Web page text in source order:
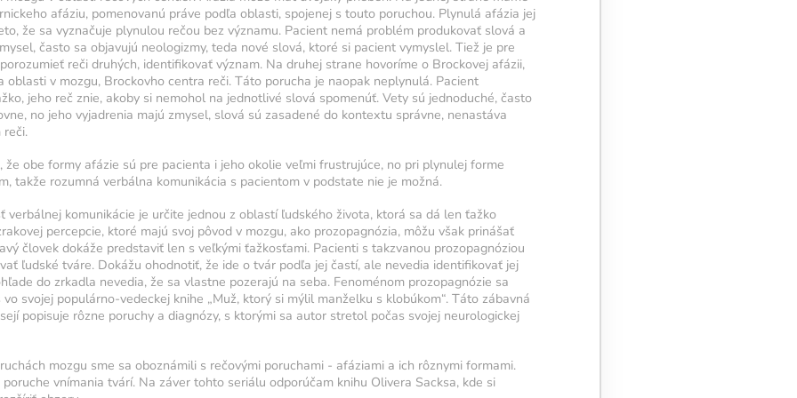
ukazuje
svietivosť
4 5
afáziu, pomenovanú práve podľa oblasti, spojenej s touto poruchou. Plynulá afázia jej
že sa vyznačuje plynulou rečou bez významu. Pacient nemá problém produkovať slová a
často sa objavujú neologizmy, teda nové slová, ktoré si pacient vymyslel. Tiež je pre
reči druhých, identifikovať význam. Na druhej strane hovoríme o Brockovej afázii,
oblasti v mozgu, Brockovho centra reči. Táto porucha je naopak neplynulá. Pacient
jeho reč znie, akoby si nemohol na jednotlivé slová spomenúť. Vety sú jednoduché, často
no jeho vyjadrenia majú zmysel, slová sú zasadené do kontextu správne, nenastáva
reči.
že obe formy afázie sú pre pacienta i jeho okolie veľmi frustrujúce, no pri plynulej forme
takže rozumná verbálna komunikácia s pacientom v podstate nie je možná.
verbálnej komunikácie je určite jednou z oblastí ľudského života, ktorá sa dá len ťažko
percepcie, ktoré majú svoj pôvod v mozgu, ako prozopagnózia, môžu však prinášať
človek dokáže predstaviť len s veľkými ťažkosťami. Pacienti s takzvanou prozopagnóziou
ľudské tváre. Dokážu ohodnotiť, že ide o tvár podľa jej častí, ale nevedia identifikovať jej
do zrkadla nevedia, že sa vlastne pozerajú na seba. Fenoménom prozopagnózie sa
svojej populárno-vedeckej knihe „Muž, ktorý si mýlil manželku s klobúkom“. Táto zábavná
popisuje rôzne poruchy a diagnózy, s ktorými sa autor stretol počas svojej neurologickej
mozgu sme sa oboznámili s rečovými poruchami - afáziami a ich rôznymi formami.
vnímania tvárí. Na záver tohto seriálu odporúčam knihu Olivera Sacksa, kde si